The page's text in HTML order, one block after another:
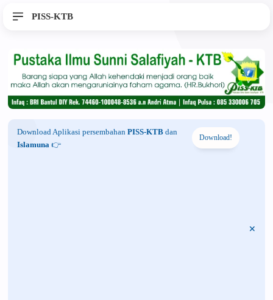
PISS-KTB
Download Aplikasi persembahan PISS-KTB dan
Islamuna 👉
Download!